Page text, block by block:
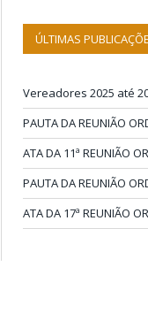
ÚLTIMAS
Vereadores 2025 até
PAUTA DA REUNIÃO
ATA DA 11ª REUNIÃO
PAUTA DA REUNIÃO
ATA DA 17ª REUNIÃO